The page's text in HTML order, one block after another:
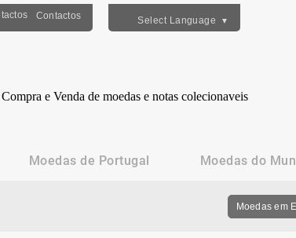
Contactos Select Language ▼
Moedas de Portugal Moedas do
Moedas em